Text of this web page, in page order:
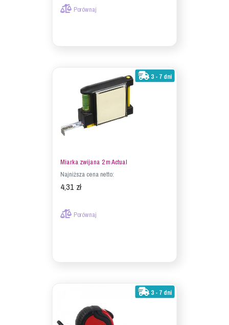
Porównaj
3 - 7 dni
Miarka zwijana 2 m Actual
Najniższa cena netto:
4,31 zł
Porównaj
3 - 7 dni